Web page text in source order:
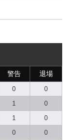
警告 退場
0
0
1
0
1
0
0
0